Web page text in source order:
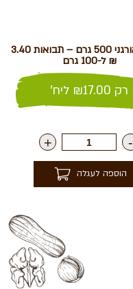
אמרנט אורגני 500 גרם – תבואות 3.40
₪ ל-100 גרם
רק ₪17.00 ליח'
-
+
הוספה לעגלה